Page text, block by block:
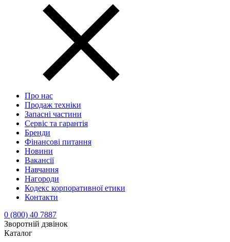
Про нас
Продаж техніки
Запасні частини
Сервіс та гарантія
Бренди
Фінансові питання
Новини
Вакансії
Навчання
Нагороди
Кодекс корпоративної етики
Контакти
0 (800) 40 7887
Зворотній дзвінок
Каталог